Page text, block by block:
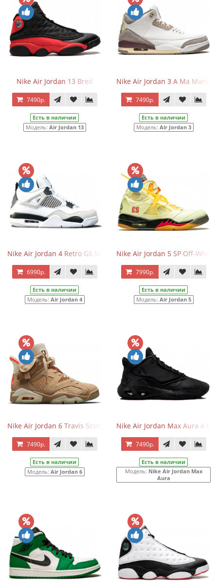
Nike Air Jordan 13 Bred
7490р.
Есть в наличии
Модель: Air Jordan 13
Nike Air Jordan 3 A Ma
7490р.
Есть в наличии
Модель: Air Jordan 3
Nike Air Jordan 4 Retro GS Military Black
6990р.
Есть в наличии
Модель: Air Jordan 4
Nike Air Jordan 5 SP Off-White
7990р.
Есть в наличии
Модель: Air Jordan 5
Nike Air Jordan 6 Travis Scott British Khaki
7490р.
Есть в наличии
Модель: Air Jordan 6
Nike Air Jordan Max Aura 4
7490р.
Есть в наличии
Модель: Nike Air Jordan Max
Aura